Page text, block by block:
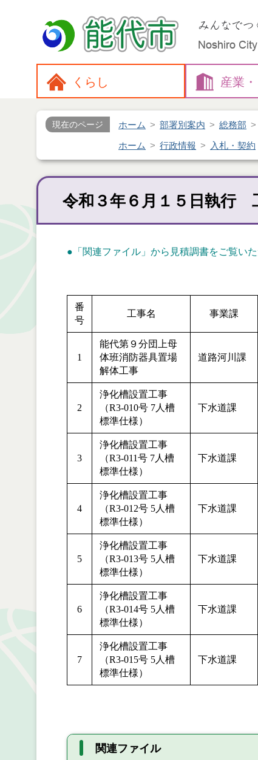
くらし 産業・
現在のページ ホーム 部署別案内 総務部
ホーム 行政情報 入札・契約
令和３年６月１５日執行
●「関連ファイル」から見積調書をご覧い
番
号
工事名 事業課
1
能代第９分団上母
体班消防器具置場
解体工事
道路河川課
2
浄化槽設置工事
（R3-010号 7人槽
標準仕様）
下水道課
3
浄化槽設置工事
（R3-011号 7人槽
標準仕様）
下水道課
4
浄化槽設置工事
（R3-012号 5人槽
標準仕様）
下水道課
5
浄化槽設置工事
（R3-013号 5人槽
標準仕様）
下水道課
6
浄化槽設置工事
（R3-014号 5人槽
標準仕様）
下水道課
7
浄化槽設置工事
（R3-015号 5人槽
標準仕様）
下水道課
関連ファイル